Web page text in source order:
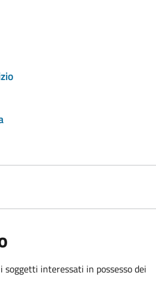
interessati in possesso dei